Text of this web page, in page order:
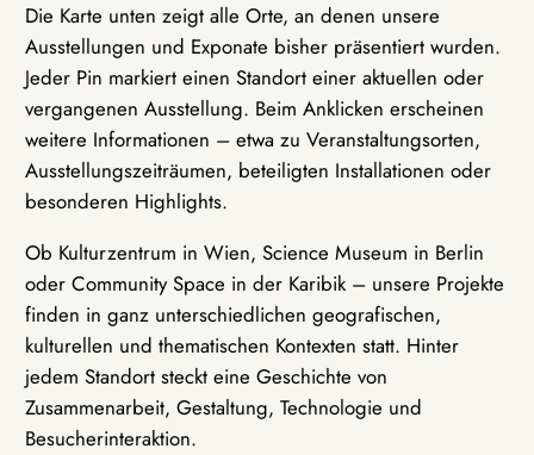
Die Karte unten zeigt alle Orte, an denen unsere
Ausstellungen und Exponate bisher präsentiert wurden.
Jeder Pin markiert einen Standort einer aktuellen oder
vergangenen Ausstellung. Beim Anklicken erscheinen
weitere Informationen – etwa zu Veranstaltungsorten,
Ausstellungszeiträumen, beteiligten Installationen oder
besonderen Highlights.
Ob Kulturzentrum in Wien, Science Museum in Berlin
oder Community Space in der Karibik – unsere Projekte
finden in ganz unterschiedlichen geografischen,
kulturellen und thematischen Kontexten statt. Hinter
jedem Standort steckt eine Geschichte von
Zusammenarbeit, Gestaltung, Technologie und
Besucherinteraktion.